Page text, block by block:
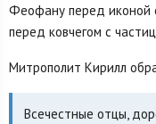
Феофану перед иконой
перед ковчегом с
Митрополит Кирилл
Всечестные отцы,